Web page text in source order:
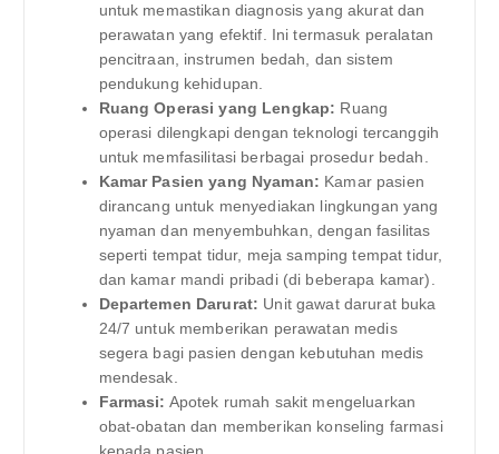
untuk memastikan diagnosis yang akurat dan
perawatan yang efektif. Ini termasuk peralatan
pencitraan, instrumen bedah, dan sistem
pendukung kehidupan.
Ruang Operasi yang Lengkap: Ruang
operasi dilengkapi dengan teknologi tercanggih
untuk memfasilitasi berbagai prosedur bedah.
Kamar Pasien yang Nyaman: Kamar pasien
dirancang untuk menyediakan lingkungan yang
nyaman dan menyembuhkan, dengan fasilitas
seperti tempat tidur, meja samping tempat tidur,
dan kamar mandi pribadi (di beberapa kamar).
Departemen Darurat: Unit gawat darurat buka
24/7 untuk memberikan perawatan medis
segera bagi pasien dengan kebutuhan medis
mendesak.
Farmasi: Apotek rumah sakit mengeluarkan
obat-obatan dan memberikan konseling farmasi